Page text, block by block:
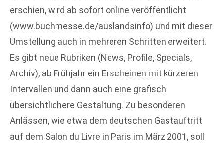
erschien, wird ab sofort online veröffentlicht
(www.buchmesse.de/auslandsinfo) und mit dieser
Umstellung auch in mehreren Schritten erweitert.
Es gibt neue Rubriken (News, Profile, Specials,
Archiv), ab Frühjahr ein Erscheinen mit kürzeren
Intervallen und dann auch eine grafisch
übersichtlichere Gestaltung. Zu besonderen
Anlässen, wie etwa dem deutschen Gastauftritt
auf dem Salon du Livre in Paris im März 2001, soll